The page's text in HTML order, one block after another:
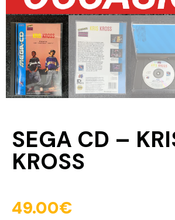
SEGA CD –
KROSS
49.00€